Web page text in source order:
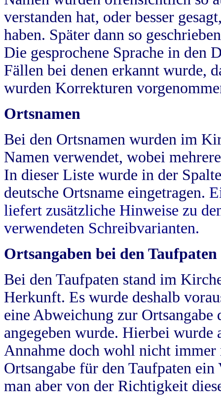
verstanden hat, oder besser
haben. Später dann so
Die gesprochene Sprache in
Fällen bei denen erkannt wurde,
wurden Korrekturen
Ortsnamen
Bei den Ortsnamen wurden im
Namen verwendet, wobei
In dieser Liste wurde in der
deutsche Ortsname eingetragen.
liefert zusätzliche Hinweise zu
verwendeten Schreibvarianten.
Ortsangaben bei den Taufpaten
Bei den Taufpaten stand im
Herkunft. Es wurde deshalb
eine Abweichung zur
angegeben wurde. Hierbei wurde
Annahme doch wohl nicht
Ortsangabe für den Taufpaten
man aber von der Richtigkeit